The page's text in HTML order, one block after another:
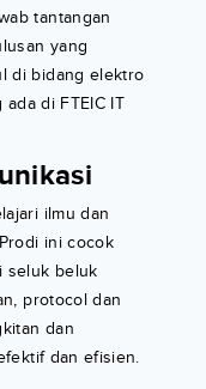
tantangan
yang
di bidang elektro
di FTEIC IT
ilmu dan
ini cocok
seluk beluk
protocol dan
dan
dan efisien.